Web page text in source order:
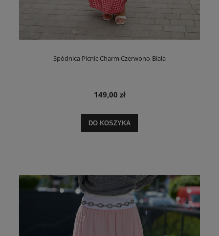
Spódnica Picnic Charm Czerwono-Biała
149,00 zł
DO KOSZYKA